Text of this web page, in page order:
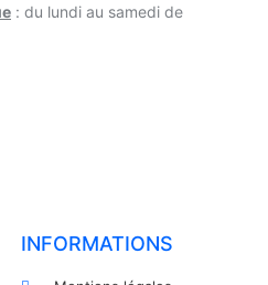
: du lundi au samedi de
INFORMATIONS